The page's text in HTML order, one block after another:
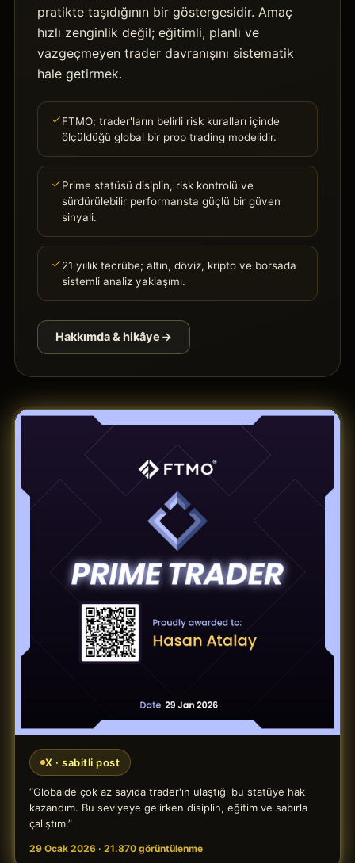
pratikte taşıdığının bir göstergesidir. Amaç
hızlı zenginlik değil; eğitimli, planlı ve
vazgeçmeyen trader davranışını sistematik
hale getirmek.
FTMO; trader'ların belirli risk kuralları içinde
ölçüldüğü global bir prop trading modelidir.
Prime statüsü disiplin, risk kontrolü ve
sürdürülebilir performansta güçlü bir güven
sinyali.
21 yıllık tecrübe; altın, döviz, kripto ve borsada
sistemli analiz yaklaşımı.
Hakkımda & hikâye
X · sabitli post
“Globalde çok az sayıda trader'ın ulaştığı bu statüye hak
kazandım. Bu seviyeye gelirken disiplin, eğitim ve sabırla
çalıştım.”
29 Ocak 2026 · 21.870 görüntülenme